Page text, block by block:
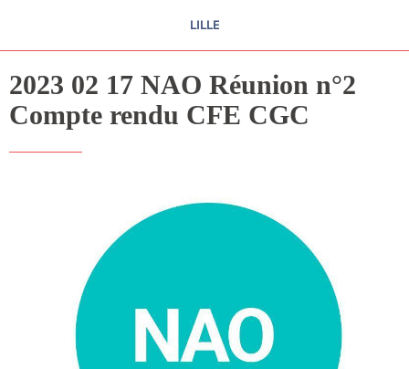
LILLE
2023 02 17 NAO Réunion n°2
Compte rendu CFE CGC